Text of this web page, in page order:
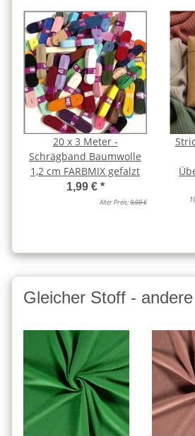
20 x 3 Meter -
Schrägband Baumwolle
1,2 cm FARBMIX gefalzt
1,99 € *
Alter Preis:9,99 €
Gleicher Stoff -